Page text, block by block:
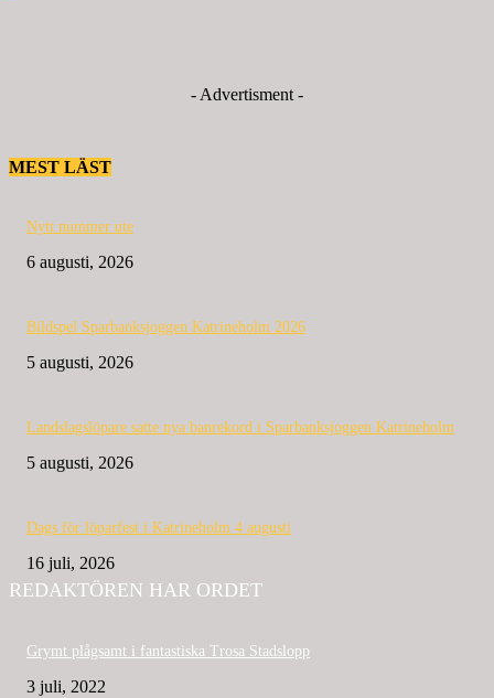
- Advertisment -
MEST LÄST
Nytt nummer ute
6 augusti, 2026
Bildspel Sparbanksjoggen Katrineholm 2026
5 augusti, 2026
Landslagslöpare satte nya banrekord i Sparbanksjoggen Katrineholm
5 augusti, 2026
Dags för löparfest i Katrineholm 4 augusti
16 juli, 2026
REDAKTÖREN HAR ORDET
Grymt plågsamt i fantastiska Trosa Stadslopp
3 juli, 2022